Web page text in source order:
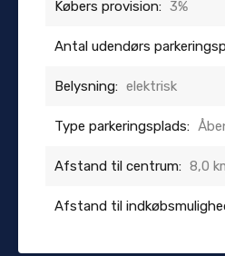
Købers provision: 3%
Antal udendørs
Belysning: elektrisk
Type parkeringsplads:
Afstand til centrum: 8,0
Afstand til